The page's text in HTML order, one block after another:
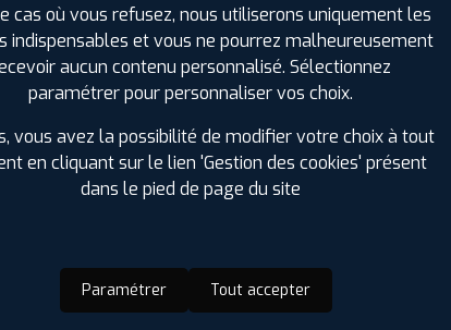
Offres d'emploi FAQ
cas où vous refusez, nous utiliserons uniquement les
indispensables et vous ne pourrez malheureusement
aucun contenu personnalisé. Sélectionnez
paramétrer pour personnaliser vos choix.
vous avez la possibilité de modifier votre choix à tout
en cliquant sur le lien 'Gestion des cookies' présent
dans le pied de page du site
Paramétrer Tout accepter